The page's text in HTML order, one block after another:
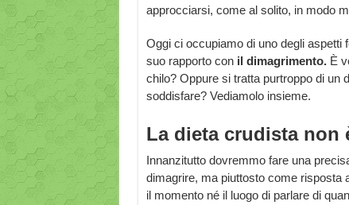
approcciarsi, come al solito, in modo
Oggi ci occupiamo di uno degli aspetti
suo rapporto con il dimagrimento. È
chilo? Oppure si tratta purtroppo di un
soddisfare? Vediamolo insieme.
La dieta crudista non
Innanzitutto dovremmo fare una
dimagrire, ma piuttosto come risposta
il momento né il luogo di parlare di